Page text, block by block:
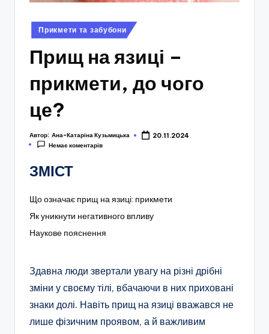
Опубліковано
у
Прикмети та забубони
Прищ на язиці –
прикмети, до чого
це?
Автор: Ана-Катаріна Кузьмицька
20.11.2024
Немає коментарів
ЗМІСТ
Що означає прищ на язиці: прикмети
Як уникнути негативного впливу
Наукове пояснення
Здавна люди звертали увагу на різні дрібні
зміни у своєму тілі, вбачаючи в них приховані
знаки долі. Навіть прищ на язиці вважався не
лише фізичним проявом, а й важливим